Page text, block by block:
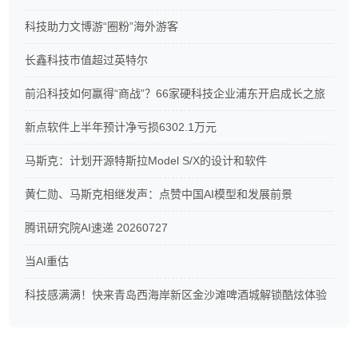
科技助力文博游“圈粉”海外游客
长鑫科技市值超过英特尔
前沿科技如何赢得“商战”？66家硬科技企业浦东开启成长之旅
新点软件上半年预计净亏损6302.1万元
马斯克：计划开源特斯拉Model S/X的设计和软件
黄仁勋、马斯克相继发声：点赞中国AI模型和发展前景
腾讯研究院AI速递 20260727
当AI重估
科技感满满！快来青岛西海岸新区金沙滩啤酒城解锁酷炫体验